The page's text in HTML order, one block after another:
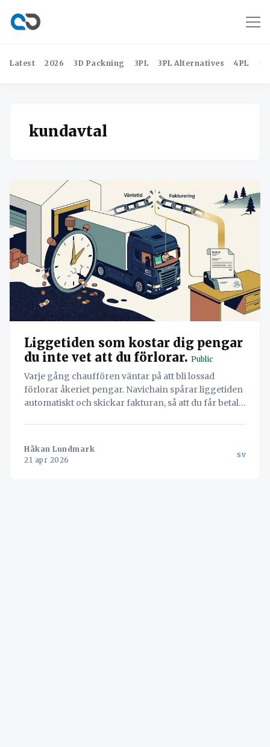
Latest 2026 3D Packning 3PL 3PL Alternatives 4PL
kundavtal
Liggetiden som kostar dig pengar
du inte vet att du förlorar. Public
Varje gång chauffören väntar på att bli lossad
förlorar åkeriet pengar. Navichain spårar liggetiden
automatiskt och skickar fakturan, så att du får betalt
Håkan Lundmark
21 apr 2026
sv